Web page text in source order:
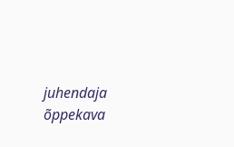
juhendaja
õppekava